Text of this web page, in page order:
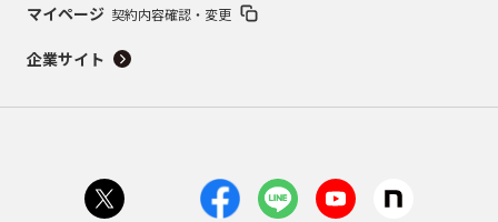
マイページ 契約内容確認・変更
企業サイト